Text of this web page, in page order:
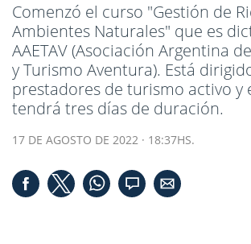
Comenzó el curso "Gestión de
Ambientes Naturales" que es
AAETAV (Asociación Argentina
y Turismo Aventura). Está
prestadores de turismo activo y
tendrá tres días de duración.
17 DE AGOSTO DE 2022 · 18:37HS.